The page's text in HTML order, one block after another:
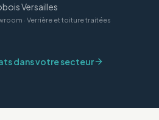
Versailles
· Verrière et toiture traitées
dans votre secteur